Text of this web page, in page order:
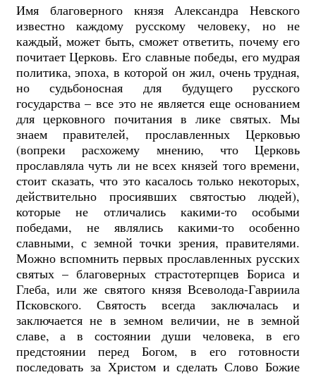
Имя благоверного князя Александра Невского
известно каждому русскому человеку, но не
каждый, может быть, сможет ответить, почему его
почитает Церковь. Его славные победы, его мудрая
политика, эпоха, в которой он жил, очень трудная,
но судьбоносная для будущего русского
государства – все это не является еще основанием
для церковного почитания в лике святых. Мы
знаем правителей, прославленных Церковью
(вопреки расхожему мнению, что Церковь
прославляла чуть ли не всех князей того времени,
стоит сказать, что это касалось только некоторых,
действительно просиявших святостью людей),
которые не отличались какими-то особыми
победами, не являлись какими-то особенно
славными, с земной точки зрения, правителями.
Можно вспомнить первых прославленных русских
святых – благоверных страстотерпцев Бориса и
Глеба, или же святого князя Всеволода-Гавриила
Псковского. Святость всегда заключалась и
заключается не в земном величии, не в земной
славе, а в состоянии души человека, в его
предстоянии перед Богом, в его готовности
последовать за Христом и сделать Слово Божие